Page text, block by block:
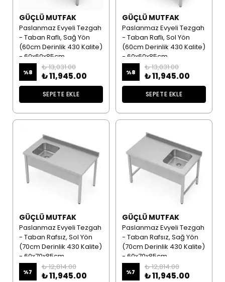
GÜÇLÜ MUTFAK
Paslanmaz Evyeli Tezgah
- Taban Raflı, Sağ Yön
(60cm Derinlik 430 Kalite)
- 60x60x85cm
%8
₺ 13,031.00
₺ 11,945.00
SEPETE EKLE
GÜÇLÜ MUTFAK
Paslanmaz Evyeli Tezgah
- Taban Raflı, Sol Yön
(60cm Derinlik 430 Kalite)
- 60x60x85cm
%8
₺ 13,031.00
₺ 11,945.00
SEPETE EKLE
GÜÇLÜ MUTFAK
Paslanmaz Evyeli Tezgah
- Taban Rafsız, Sol Yön
(70cm Derinlik 430 Kalite)
- 60x70x85cm
%7
₺ 12,814.00
₺ 11,945.00
GÜÇLÜ MUTFAK
Paslanmaz Evyeli Tezgah
- Taban Rafsız, Sağ Yön
(70cm Derinlik 430 Kalite)
- 60x70x85cm
%7
₺ 12,814.00
₺ 11,945.00